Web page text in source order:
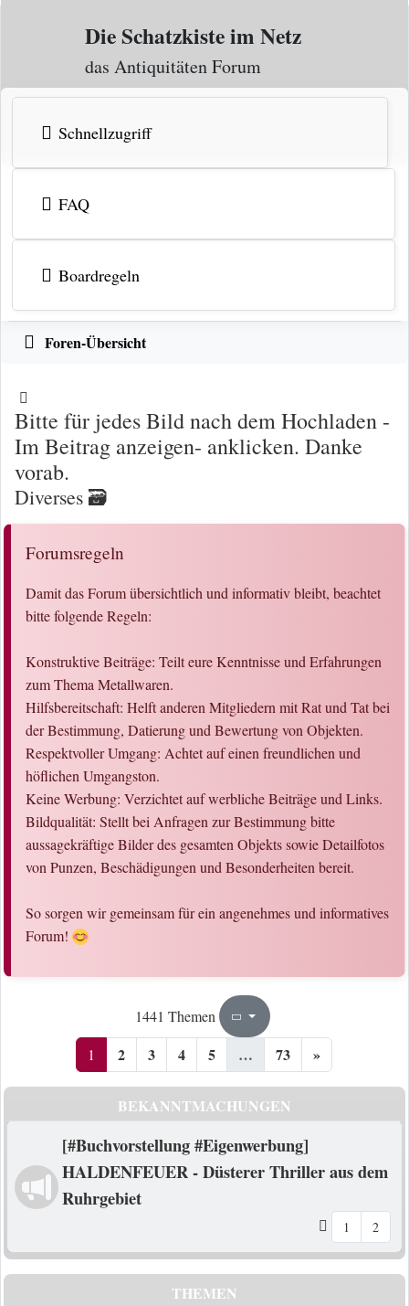
Zum Inhalt
Die Schatzkiste im Netz
das Antiquitäten Forum
Schnellzugriff
FAQ
Boardregeln
Foren-Übersicht
Bitte für jedes Bild nach dem Hochladen -
Im Beitrag anzeigen- anklicken. Danke
vorab.
Diverses 🗃️
Forumsregeln
Damit das Forum übersichtlich und informativ bleibt, beachtet
bitte folgende Regeln:
Konstruktive Beiträge: Teilt eure Kenntnisse und Erfahrungen
zum Thema Metallwaren.
Hilfsbereitschaft: Helft anderen Mitgliedern mit Rat und Tat bei
der Bestimmung, Datierung und Bewertung von Objekten.
Respektvoller Umgang: Achtet auf einen freundlichen und
höflichen Umgangston.
Keine Werbung: Verzichtet auf werbliche Beiträge und Links.
Bildqualität: Stellt bei Anfragen zur Bestimmung bitte
aussagekräftige Bilder des gesamten Objekts sowie Detailfotos
von Punzen, Beschädigungen und Besonderheiten bereit.
So sorgen wir gemeinsam für ein angenehmes und informatives
Forum!
1441 Themen Seite1
1 2 3 4 5 … 73 »
BEKANNTMACHUNGEN
[#Buchvorstellung #Eigenwerbung]
HALDENFEUER - Düsterer Thriller aus dem
Ruhrgebiet
1 2
THEMEN